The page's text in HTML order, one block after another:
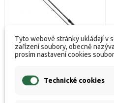
PRUT DAIWA PROREX S
EXTRA FAST 2,25M 30-
Tyto webové stránky ukládají v
zařízení soubory, obecně
prosím nastavení cookies
Technické cookies